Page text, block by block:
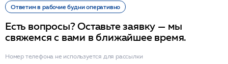
Ответим в рабочие будни оперативно
Есть вопросы? Оставьте заявку — мы
свяжемся с вами в ближайшее время.
Номер телефона не используется для рассылки